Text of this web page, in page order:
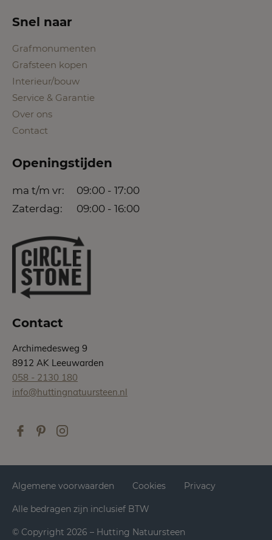
Snel naar
Grafmonumenten
Grafsteen kopen
Interieur/bouw
Service & Garantie
Over ons
Contact
Openingstijden
ma t/m vr:
09:00 - 17:00
Zaterdag:
09:00 - 16:00
Contact
Archimedesweg 9
8912 AK Leeuwarden
058 - 2130 180
info@huttingnatuursteen.nl
© Copyright 2026 – Hutting Natuursteen
Alle bedragen zijn inclusief BTW
Algemene voorwaarden Cookies Privacy